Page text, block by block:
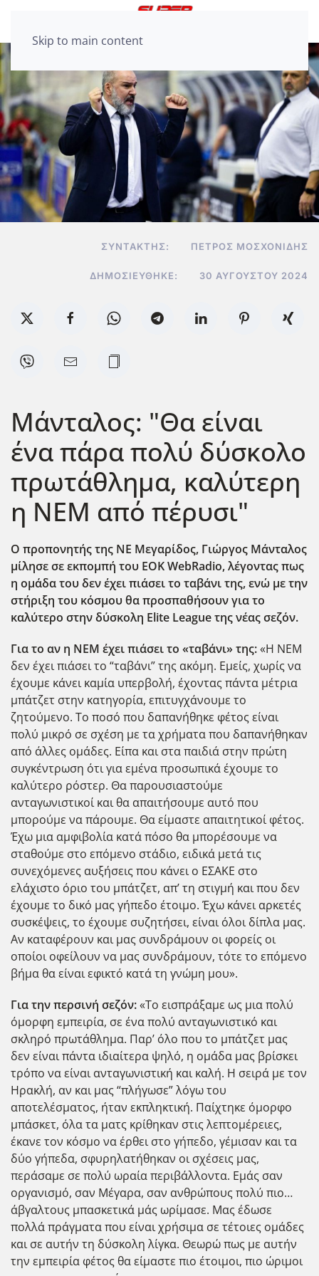
Skip to main content
ΣΥΝΤΆΚΤΗΣ: ΠΈΤΡΟΣ ΜΟΣΧΟΝΊΔΗΣ
ΔΗΜΟΣΙΕΎΘΗΚΕ: 30 ΑΥΓΟΎΣΤΟΥ 2024
Μάνταλος: "Θα είναι
ένα πάρα πολύ δύσκολο
πρωτάθλημα, καλύτερη
η ΝΕΜ από πέρυσι"
Ο προπονητής της ΝΕ Μεγαρίδος, Γιώργος Μάνταλος
μίλησε σε εκπομπή του EOK WebRadio, λέγοντας πως
η ομάδα του δεν έχει πιάσει το ταβάνι της, ενώ με την
στήριξη του κόσμου θα προσπαθήσουν για το
καλύτερο στην δύσκολη Elite League της νέας σεζόν.
Για το αν η ΝΕΜ έχει πιάσει το «ταβάνι» της:«Η ΝΕΜ
δεν έχει πιάσει το “ταβάνι” της ακόμη. Εμείς, χωρίς να
έχουμε κάνει καμία υπερβολή, έχοντας πάντα μέτρια
μπάτζετ στην κατηγορία, επιτυγχάνουμε το
ζητούμενο. Το ποσό που δαπανήθηκε φέτος είναι
πολύ μικρό σε σχέση με τα χρήματα που δαπανήθηκαν
από άλλες ομάδες. Είπα και στα παιδιά στην πρώτη
συγκέντρωση ότι για εμένα προσωπικά έχουμε το
καλύτερο ρόστερ. Θα παρουσιαστούμε
ανταγωνιστικοί και θα απαιτήσουμε αυτό που
μπορούμε να πάρουμε. Θα είμαστε απαιτητικοί φέτος.
Έχω μια αμφιβολία κατά πόσο θα μπορέσουμε να
σταθούμε στο επόμενο στάδιο, ειδικά μετά τις
συνεχόμενες αυξήσεις που κάνει ο ΕΣΑΚΕ στο
ελάχιστο όριο του μπάτζετ, απ’ τη στιγμή και που δεν
έχουμε το δικό μας γήπεδο έτοιμο. Έχω κάνει αρκετές
συσκέψεις, το έχουμε συζητήσει, είναι όλοι δίπλα μας.
Αν καταφέρουν και μας συνδράμουν οι φορείς οι
οποίοι οφείλουν να μας συνδράμουν, τότε το επόμενο
βήμα θα είναι εφικτό κατά τη γνώμη μου».
Για την περσινή σεζόν:«Το εισπράξαμε ως μια πολύ
όμορφη εμπειρία, σε ένα πολύ ανταγωνιστικό και
σκληρό πρωτάθλημα. Παρ’ όλο που το μπάτζετ μας
δεν είναι πάντα ιδιαίτερα ψηλό, η ομάδα μας βρίσκει
τρόπο να είναι ανταγωνιστική και καλή. Η σειρά με τον
Ηρακλή, αν και μας “πλήγωσε” λόγω του
αποτελέσματος, ήταν εκπληκτική. Παίχτηκε όμορφο
μπάσκετ, όλα τα ματς κρίθηκαν στις λεπτομέρειες,
έκανε τον κόσμο να έρθει στο γήπεδο, γέμισαν και τα
δύο γήπεδα, σφυρηλατήθηκαν οι σχέσεις μας,
περάσαμε σε πολύ ωραία περιβάλλοντα. Εμάς σαν
οργανισμό, σαν Μέγαρα, σαν ανθρώπους πολύ πιο…
άβγαλτους μπασκετικά μάς ωρίμασε. Μας έδωσε
πολλά πράγματα που είναι χρήσιμα σε τέτοιες ομάδες
και σε αυτήν τη δύσκολη λίγκα. Θεωρώ πως με αυτήν
την εμπειρία φέτος θα είμαστε πιο έτοιμοι, πιο ώριμοι